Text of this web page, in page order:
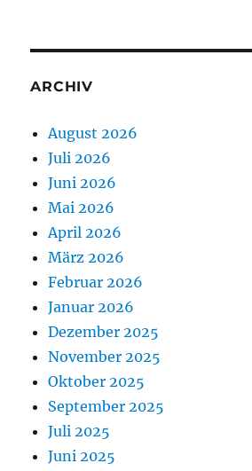
ARCHIV
August 2026
Juli 2026
Juni 2026
Mai 2026
April 2026
März 2026
Februar 2026
Januar 2026
Dezember 2025
November 2025
Oktober 2025
September 2025
Juli 2025
Juni 2025